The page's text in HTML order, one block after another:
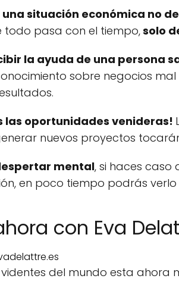
situación económica no
pasa con el tiempo,solo
la ayuda de una persona
sobre negocios mal
las oportunidades venideras!
nuevos proyectos
mental, si haces
en poco tiempo podrás
con Eva
videntes del mundo esta ahora